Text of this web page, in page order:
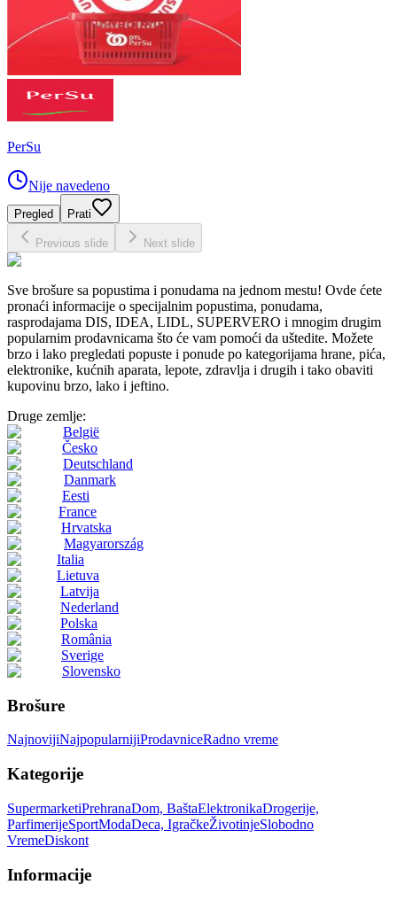
PerSu
Nije navedeno
Pregled Prati
Previous slide Next slide
Sve brošure sa popustima i ponudama na jednom mestu! Ovde ćete
pronaći informacije o specijalnim popustima, ponudama,
rasprodajama DIS, IDEA, LIDL, SUPERVERO i mnogim drugim
popularnim prodavnicama što će vam pomoći da uštedite. Možete
brzo i lako pregledati popuste i ponude po kategorijama hrane, pića,
elektronike, kućnih aparata, lepote, zdravlja i drugih i tako obaviti
kupovinu brzo, lako i jeftino.
Druge zemlje:
België
Česko
Deutschland
Danmark
Eesti
France
Hrvatska
Magyarország
Italia
Lietuva
Latvija
Nederland
Polska
România
Sverige
Slovensko
Brošure
NajnovijiNajpopularnijiProdavniceRadno vreme
Kategorije
SupermarketiPrehranaDom, BaštaElektronikaDrogerije,
ParfimerijeSportModaDeca, IgračkeŽivotinjeSlobodno
VremeDiskont
Informacije